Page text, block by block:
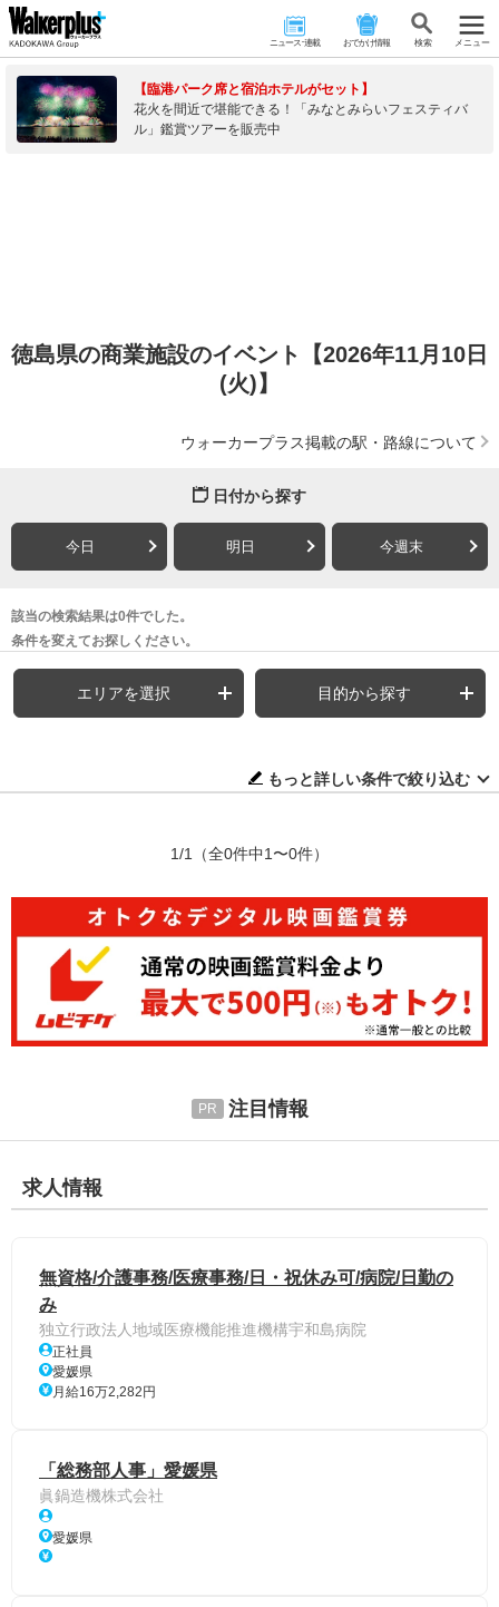
ニュース･連載 おでかけ情報 検 索 メニュー
【臨港パーク席と宿泊ホテルがセット】
花火を間近で堪能できる！「みなとみらいフェスティバ
ル」鑑賞ツアーを販売中
徳島県の商業施設のイベント【2026年11月10日
(火)】
ウォーカープラス掲載の駅・路線について
日付から探す
今日 明日 今週末
該当の検索結果は0件でした。
条件を変えてお探しください。
エリアを選択 目的から探す
もっと詳しい条件で絞り込む
1/1 （全0件中1〜0件）
注目情報
求人情報
無資格/介護事務/医療事務/日・祝休み可/病院/日勤の
み
独立行政法人地域医療機能推進機構宇和島病院
正社員
愛媛県
月給16万2,282円
「総務部人事」愛媛県
眞鍋造機株式会社
愛媛県